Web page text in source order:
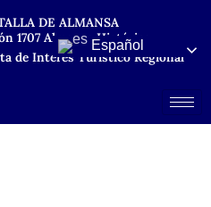
DE ALMANSA
1707 Almansa Histórica
de Interés Turístico Regional
Español